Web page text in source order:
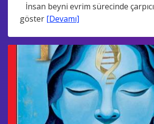
İnsan beyni evrim sürecinde
göster [Devamı]